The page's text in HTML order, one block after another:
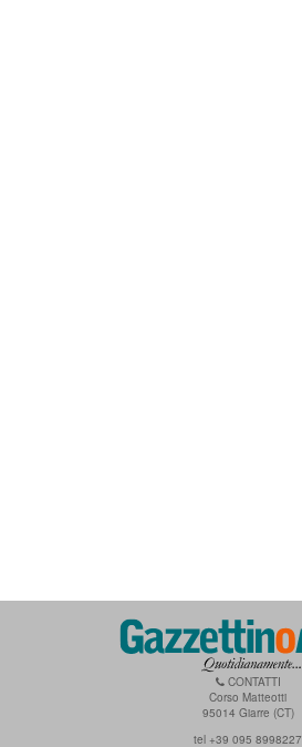
CONTATTI
Corso Matteotti
95014 Giarre (CT)
tel +39 095 8998227